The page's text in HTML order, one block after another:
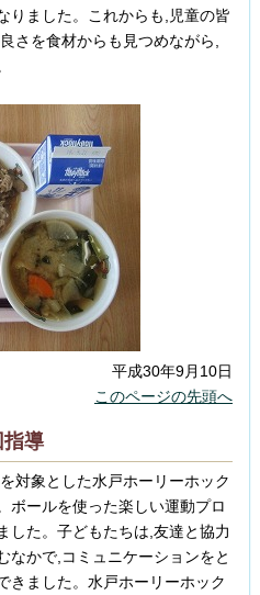
りました。これからも,児童の皆
さを食材からも見つめながら,
平成30年9月10日
このページの先頭へ
指導
対象とした水戸ホーリーホック
ボールを使った楽しい運動プロ
した。子どもたちは,友達と協力
なかで,コミュニケーションをと
きました。水戸ホーリーホック